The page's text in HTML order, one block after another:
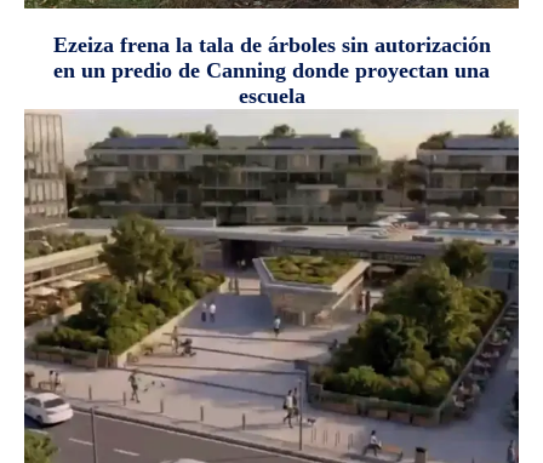
Ezeiza frena la tala de árboles sin autorización
en un predio de Canning donde proyectan una
escuela